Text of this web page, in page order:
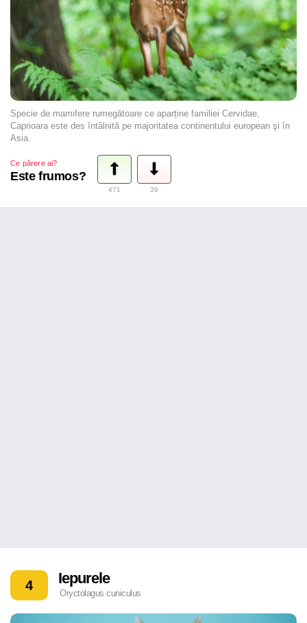
Specie de mamifere rumegătoare ce aparține familiei Cervidae,
Caprioara este des întâlnită pe majoritatea continentului european şi în
Asia.
Ce părere ai?
Este frumos?
471 39
4 Iepurele
Oryctolagus cuniculus